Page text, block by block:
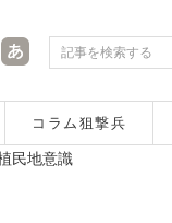
コラム狙撃兵
民地意識